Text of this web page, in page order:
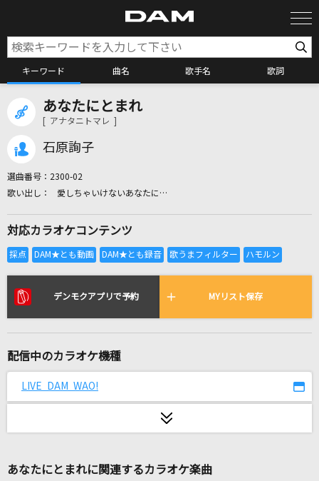
キーワード 曲名 歌手名 歌詞
カラオケ検索
全国りれき
リアルタイムで歌われている曲の一覧
夜に駆ける
夜に傷ついて
あなたにとまれ
[ アナタニトマレ ]
石原詢子
選曲番号： 2300-02
愛しちゃいけないあなたに…
対応カラオケコンテンツ
デンモクアプリで予約 MYリスト保存
配信中のカラオケ機種
LIVE DAM WAO!
あなたにとまれに関連するカラオケ楽曲